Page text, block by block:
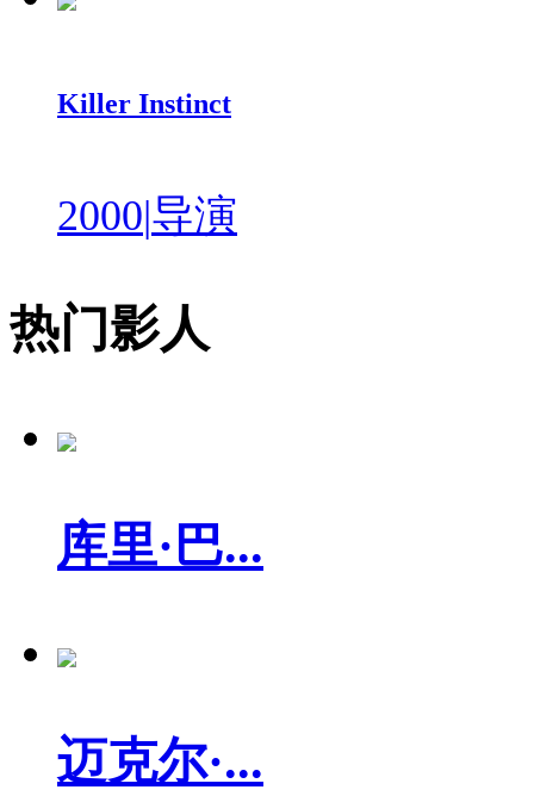
Killer Instinct
2000|导演
热门影人
库里·巴...
迈克尔·...